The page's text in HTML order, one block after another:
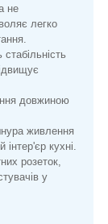
не
легко
довжиною
живлення
кухні.
розеток,
у